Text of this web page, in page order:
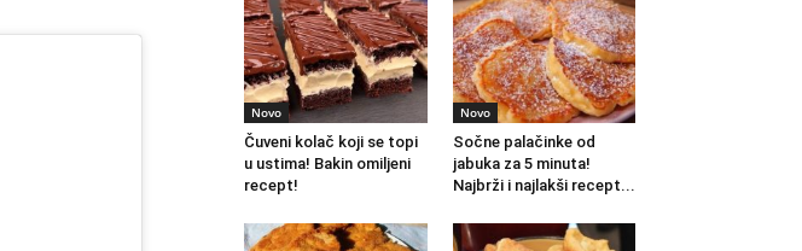
Novo
Čuveni kolač koji se topi
u ustima! Bakin omiljeni
recept!
Novo
Sočne palačinke od
jabuka za 5 minuta!
Najbrži i najlakši recept...